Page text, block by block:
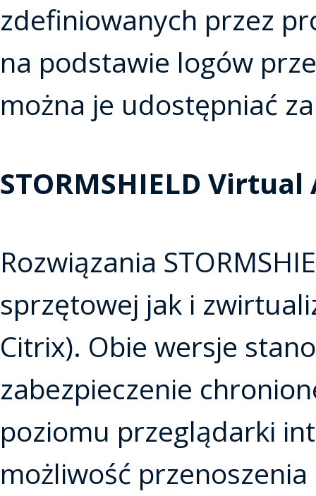
zdefiniowanych przez
na podstawie logów
można je udostępniać
STORMSHIELD
Rozwiązania
sprzętowej jak i
Citrix). Obie wersje
zabezpieczenie
poziomu przeglądarki
możliwość